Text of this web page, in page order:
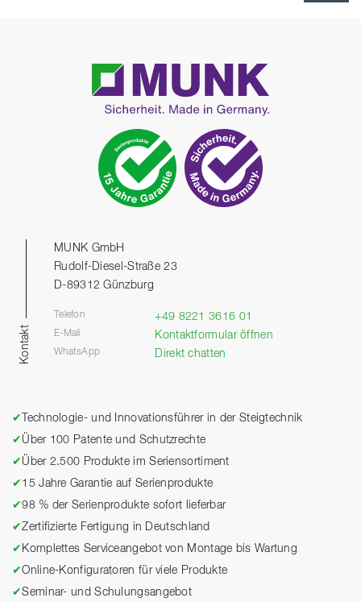
Kontakt
MUNK GmbH
Rudolf-Diesel-Straße 23
D-89312 Günzburg
Telefon +49 8221 3616 01
E-Mail Kontaktformular öffnen
WhatsApp Direkt chatten
✔
Technologie- und Innovationsführer in der Steigtechnik
✔ Über 100 Patente und Schutzrechte
✔ Über 2.500 Produkte im Seriensortiment
✔ 15 Jahre Garantie auf Serienprodukte
✔98 % der Serienprodukte sofort lieferbar
✔Zertifizierte Fertigung in Deutschland
✔ Komplettes Serviceangebot von Montage bis Wartung
✔Online-Konfiguratoren für viele Produkte
✔Seminar- und Schulungsangebot